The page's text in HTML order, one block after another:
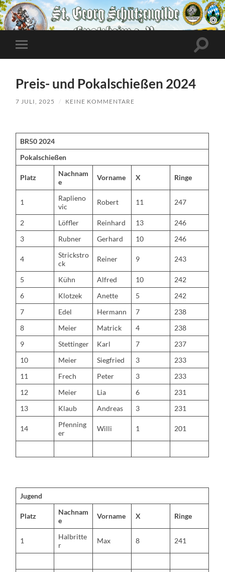
Mobile-
Menü
Preis- und Pokalschießen 2024
7 JULI, 2025 / KEINE KOMMENTARE
BR50 2024
Pokalschießen
Platz
Nachnam
e
Vorname X Ringe
1
Raplieno
vic
Robert 11 247
2 Löffler Reinhard 13
246
3
Rubner Gerhard 10 246
4
Strickstro
ck
Reiner 9 243
5 Kühn Alfred 10
242
6
Klotzek Anette 5
242
7
Edel Hermann 7
238
8
Meier Matrick 4
238
9
Stettinger Karl 7
237
10
Meier Siegfried 3
233
11
Frech Peter 3
233
12
Meier Lia 6
231
13
Klaub Andreas 3 231
14
Pfenning
er
Willi 1 201
Jugend
Platz
Nachnam
e
Vorname X Ringe
1
Halbritte
r
Max 8 241